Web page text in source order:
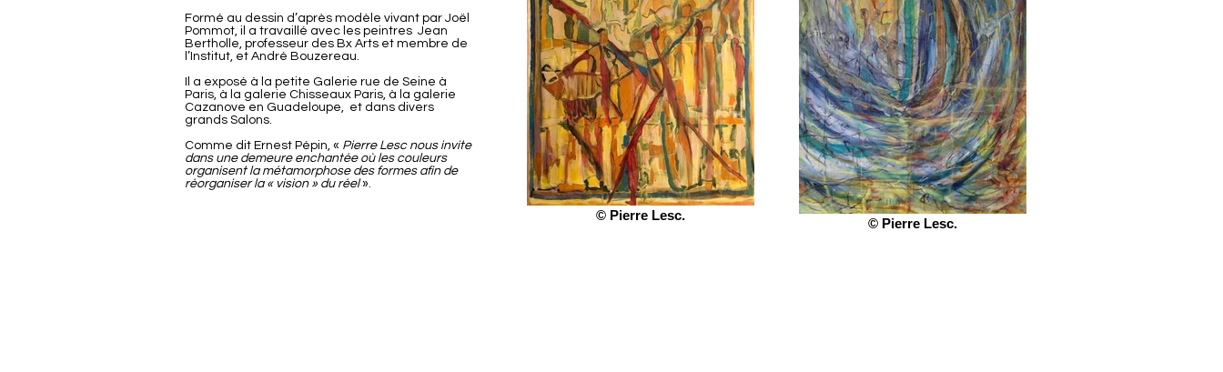
Formé au dessin d’après modèle vivant par Joël
Pommot, il a travaillé avec les peintres Jean
Bertholle, professeur des Bx Arts et membre de
l’Institut, et André Bouzereau.
Il a exposé à la petite Galerie rue de Seine à
Paris, à la galerie Chisseaux Paris, à la galerie
Cazanove en Guadeloupe, et dans divers
grands Salons.
Comme dit Ernest Pépin, « Pierre Lesc nous invite
dans une demeure enchantée où les couleurs
organisent la métamorphose des formes afin de
réorganiser la « vision » du réel».
© Pierre Lesc.
© Pierre Lesc.